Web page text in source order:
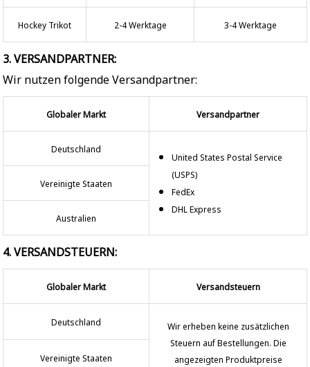
Hockey Trikot 2-4 Werktage 3-4 Werktage
3. VERSANDPARTNER:
Wir nutzen folgende Versandpartner:
Globaler Markt Versandpartner
Deutschland
United States Postal Service
(USPS)
FedEx
DHL Express
Vereinigte Staaten
Australien
4. VERSANDSTEUERN:
Globaler Markt Versandsteuern
Deutschland
Wir erheben keine zusätzlichen
Steuern auf Bestellungen. Die
angezeigten Produktpreise
Vereinigte Staaten